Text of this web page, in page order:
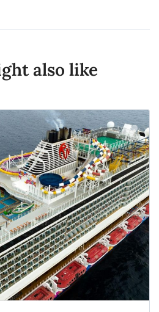
also like